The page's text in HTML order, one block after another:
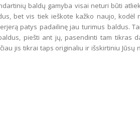
baldų gamyba visai neturi būti
bet vis tiek ieškote kažko naujo, kodėl
patys padailinę jau turimus baldus.
piešti ant jų, pasendinti tam tikras
jis tikrai taps originaliu ir išskirtiniu Jūsų